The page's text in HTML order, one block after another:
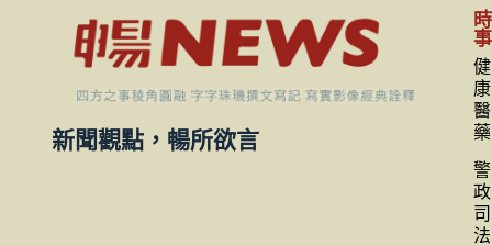
新聞觀點，暢所欲言
時
事
健
康
醫
藥
警
政
司
法